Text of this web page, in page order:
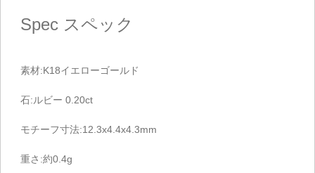
Spec スペック
素材:K18イエローゴールド
石:ルビー 0.20ct
モチーフ寸法:12.3x4.4x4.3mm
重さ:約0.4g